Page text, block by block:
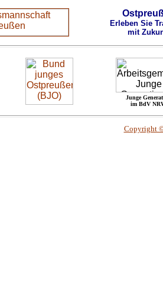
Erleben Sie
mit
Junge
im BdV
Copyright